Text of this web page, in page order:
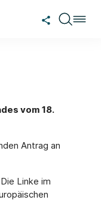
vom 18.
Antrag an
Linke im